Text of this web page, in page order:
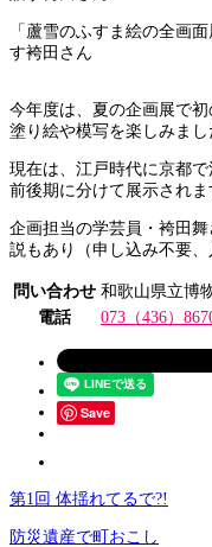
「蘆雪のふすま絵の全画
す袴田さん
今年度は、夏の企画展で
塗り絵や模写を楽しみま
現在は、江戸時代に京都
前後期に分けて展示されま
企画担当の学芸員・袴田
説もあり（申し込み不要、
問い合わせ 和歌山県立博
電話
073（436）
Save
第1回 体揺れてるで?!
防災遺産で町おこし